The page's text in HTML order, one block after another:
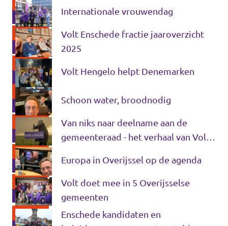
Zwolle
Internationale vrouwendag
Volt Enschede fractie jaaroverzicht
2025
Volt Hengelo helpt Denemarken
Schoon water, broodnodig
Van niks naar deelname aan de
gemeenteraad - het verhaal van Volt
Europa in Overijssel op de agenda
Volt doet mee in 5 Overijsselse
gemeenten
Enschede kandidaten en